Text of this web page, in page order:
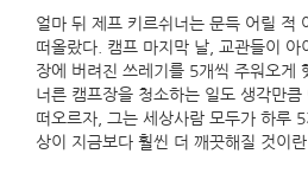
얼마 뒤 제프 키르쉬너는 문득 어릴 적
떠올랐다. 캠프 마지막 날, 교관들이 아
장에 버려진 쓰레기를 5개씩 주워오게
너른 캠프장을 청소하는 일도 생각만큼
떠오르자, 그는 세상사람 모두가 하루
상이 지금보다 훨씬 더 깨끗해질 것이